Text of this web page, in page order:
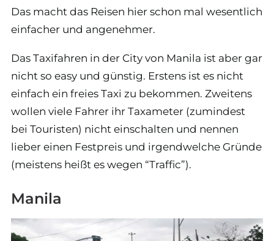
Das macht das Reisen hier schon mal wesentlich
einfacher und angenehmer.
Das Taxifahren in der City von Manila ist aber gar
nicht so easy und günstig. Erstens ist es nicht
einfach ein freies Taxi zu bekommen. Zweitens
wollen viele Fahrer ihr Taxameter (zumindest
bei Touristen) nicht einschalten und nennen
lieber einen Festpreis und irgendwelche Gründe
(meistens heißt es wegen “Traffic”).
Manila